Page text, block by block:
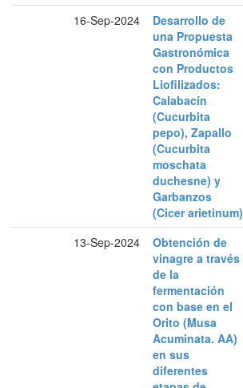
16-Sep-2024
Desarrollo de
una Propuesta
Gastronómica
con Productos
Liofilizados:
Calabacín
(Cucurbita
pepo), Zapallo
(Cucurbita
moschata
duchesne) y
Garbanzos
(Cicer arietinum)
13-Sep-2024
Obtención de
vinagre a través
de la
fermentación
con base en el
Orito (Musa
Acuminata. AA)
en sus
diferentes